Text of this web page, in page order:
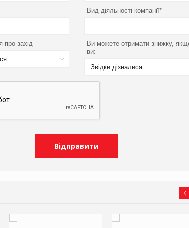
Вид діяльності компанії*
про захід
Ви можете отримати знижку,
ви:
Звідки дізналися